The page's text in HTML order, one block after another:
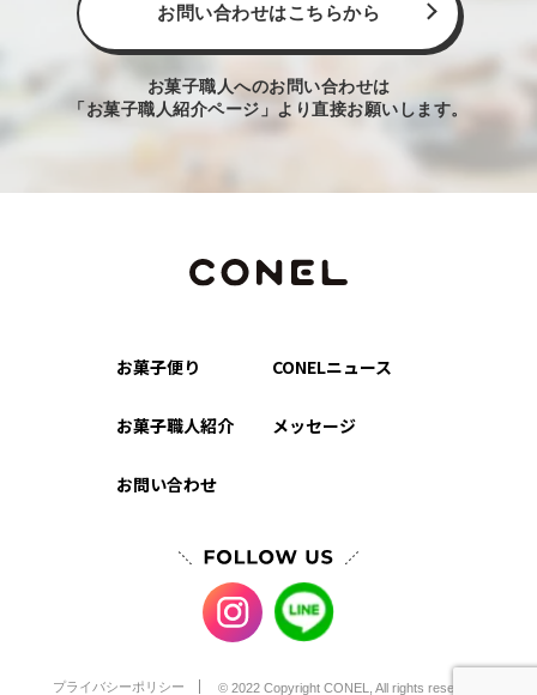
お問い合わせはこちらから
お菓子職人へのお問い合わせは
「お菓子職人紹介ページ」より直接お願いします。
お菓子便り CONELニュース
お菓子職人紹介 メッセージ
お問い合わせ
プライバシーポリシー © 2022 Copyright CONEL, All rights reserved.